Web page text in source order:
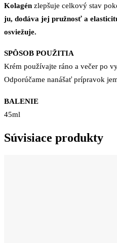
Kolagén zlepšuje celkový stav
ju, dodáva jej pružnosť a
osviežuje.
SPÔSOB POUŽITIA
Krém používajte ráno a večer po
Odporúčame nanášať prípravok
BALENIE
45ml
Súvisiace produkty